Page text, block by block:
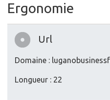
Ergonomie
Url
Domaine :
Longueur : 22